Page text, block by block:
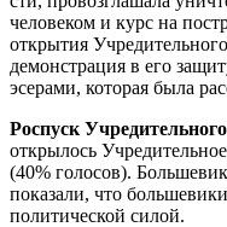
человеком и курс на
открытия
демонстрация в его
эсерами, которая была
Роспуск
открылось
(40% голосов).
показали, что
политической силой.